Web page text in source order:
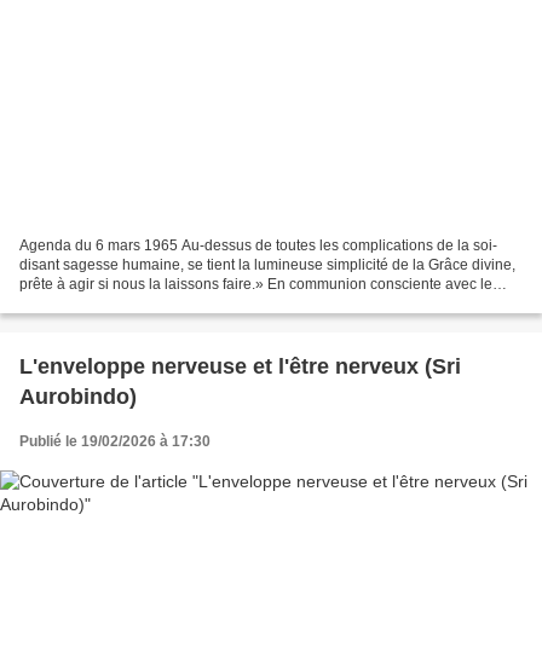
Agenda du 6 mars 1965 Au-dessus de toutes les complications de la soi-
disant sagesse humaine, se tient la lumineuse simplicité de la Grâce divine,
prête à agir si nous la laissons faire.» En communion consciente avec le
L'enveloppe nerveuse et l'être nerveux (Sri
Aurobindo)
Publié le 19/02/2026 à 17:30